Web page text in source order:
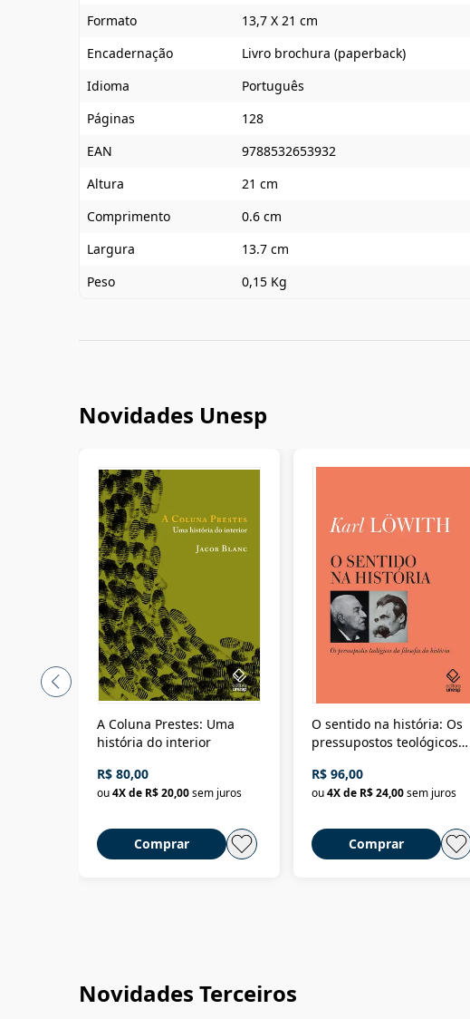
Formato
13,7 X 21 cm
Encadernação
Livro brochura (paperback)
Idioma
Português
Páginas
128
EAN
9788532653932
Altura
21 cm
Comprimento
0.6 cm
Largura
13.7 cm
Peso
0,15 Kg
Novidades Unesp
A Coluna Prestes: Uma
história do interior
R$ 80,00
ou4X de R$ 20,00sem juros
Comprar
O sentido na história: Os
pressupostos teológicos
R$ 96,00
ou4X de R$ 24,00sem juros
Comprar
Novidades Terceiros